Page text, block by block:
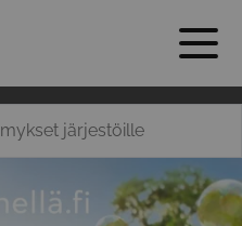
järjestöille